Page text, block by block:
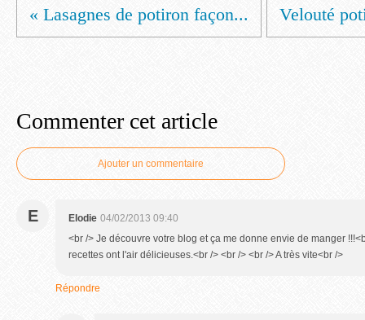
« Lasagnes de potiron façon... Velouté
Commenter cet article
Ajouter un commentaire
E Elodie 04/02/2013 09:40
<br /> Je découvre votre blog et ça me donne envie de manger
recettes ont l'air délicieuses.<br /> <br /> <br /> A très vite<br />
Répondre